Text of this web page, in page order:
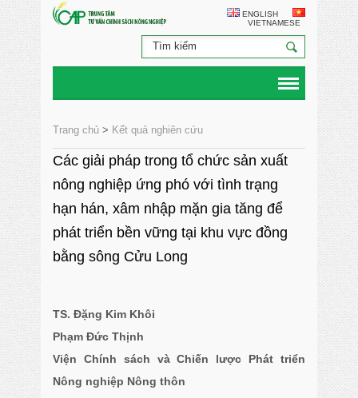
ENGLISH
VIETNAMESE
Trang chủ > Kết quả nghiên cứu
Các giải pháp trong tổ chức sản xuất
nông nghiệp ứng phó với tình trạng
hạn hán, xâm nhập mặn gia tăng để
phát triển bền vững tại khu vực đồng
bằng sông Cửu Long
TS. Đặng Kim Khôi
Phạm Đức Thịnh
Viện Chính sách và Chiến lược Phát triển
Nông nghiệp Nông thôn